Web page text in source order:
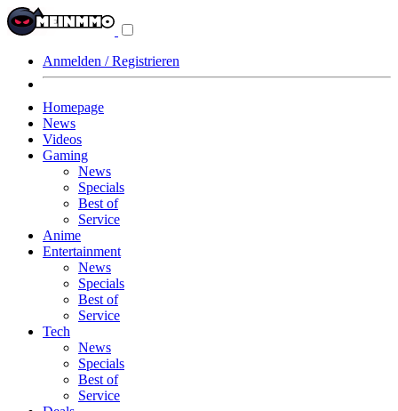
Anmelden / Registrieren
Homepage
News
Videos
Gaming
News
Specials
Best of
Service
Anime
Entertainment
News
Specials
Best of
Service
Tech
News
Specials
Best of
Service